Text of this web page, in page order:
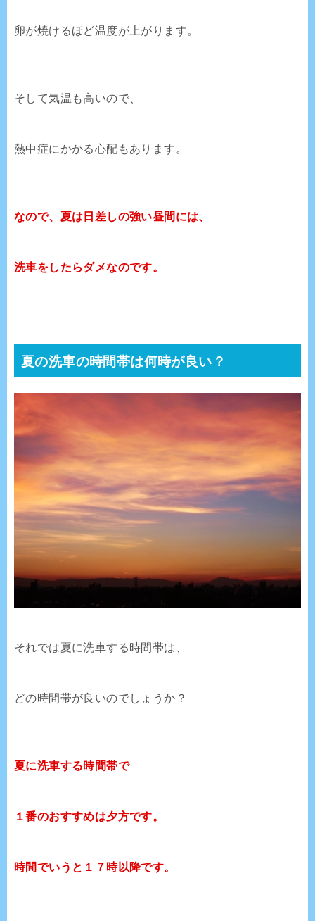
卵が焼けるほど温度が上がります。
そして気温も高いので、
熱中症にかかる心配もあります。
なので、夏は日差しの強い昼間には、
洗車をしたらダメなのです。
夏の洗車の時間帯は何時が良い？
それでは夏に洗車する時間帯は、
どの時間帯が良いのでしょうか？
夏に洗車する時間帯で
１番のおすすめは夕方です。
時間でいうと１７時以降です。